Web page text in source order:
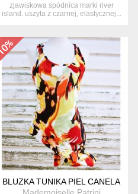
zjawiskowa spódnica marki river
island. uszyta z czarnej, elastycznej...
BLUZKA TUNIKA PIEL CANELA
Mademoiselle Patrini